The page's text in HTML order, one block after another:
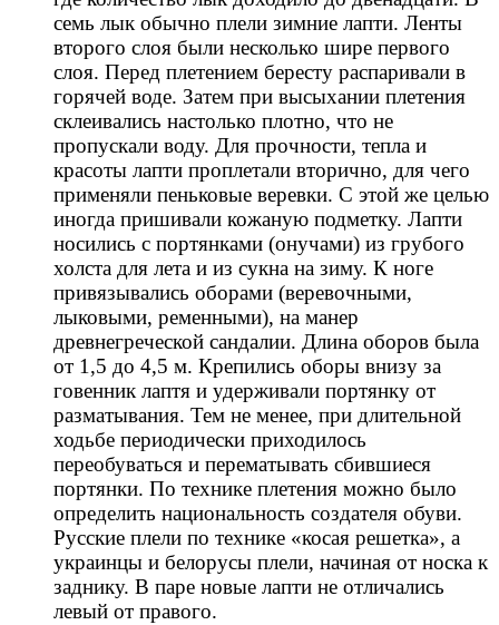
семь лык обычно плели зимние лапти. Ленты
второго слоя были несколько шире первого
слоя. Перед плетением бересту распаривали в
горячей воде. Затем при высыхании плетения
склеивались настолько плотно, что не
пропускали воду. Для прочности, тепла и
красоты лапти проплетали вторично, для чего
применяли пеньковые веревки. С этой же целью
иногда пришивали кожаную подметку. Лапти
носились с портянками (онучами) из грубого
холста для лета и из сукна на зиму. К ноге
привязывались оборами (веревочными,
лыковыми, ременными), на манер
древнегреческой сандалии. Длина оборов была
от 1,5 до 4,5 м. Крепились оборы внизу за
говенник лаптя и удерживали портянку от
разматывания. Тем не менее, при длительной
ходьбе периодически приходилось
переобуваться и перематывать сбившиеся
портянки. По технике плетения можно было
определить национальность создателя обуви.
Русские плели по технике «косая решетка», а
украинцы и белорусы плели, начиная от носка к
заднику. В паре новые лапти не отличались
левый от правого.